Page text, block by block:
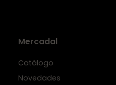
Mercadal
Catálogo
Novedades